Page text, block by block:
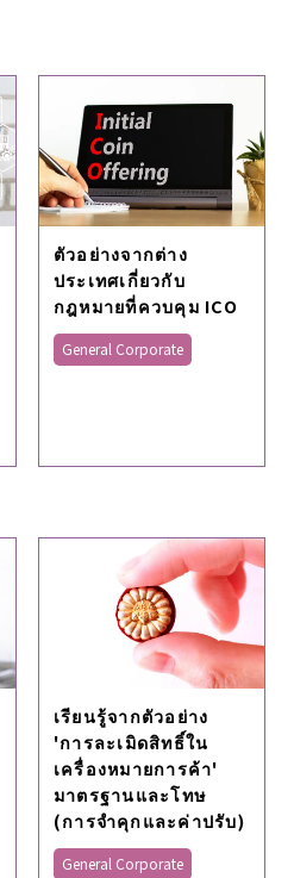
ตัวอย่างจากต่าง
ประเทศเกี่ยวกับ
กฎหมายที่ควบคุม ICO
General Corporate
เรียนรู้จากตัวอย่าง
'การละเมิดสิทธิ์ใน
เครื่องหมายการค้า'
มาตรฐานและโทษ
(การจำคุกและค่าปรับ)
General Corporate